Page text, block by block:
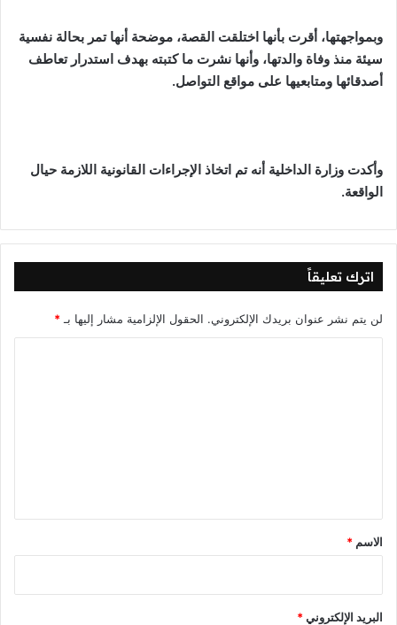
وبمواجهتها، أقرت بأنها اختلقت القصة، موضحة أنها تمر بحالة نفسية
سيئة منذ وفاة والدتها، وأنها نشرت ما كتبته بهدف استدرار تعاطف
أصدقائها ومتابعيها على مواقع التواصل.
وأكدت وزارة الداخلية أنه تم اتخاذ الإجراءات القانونية اللازمة حيال
الواقعة.
اترك تعليقاً
لن يتم نشر عنوان بريدك الإلكتروني. الحقول الإلزامية مشار إليها بـ *
*
الاسم *
البريد الإلكتروني*